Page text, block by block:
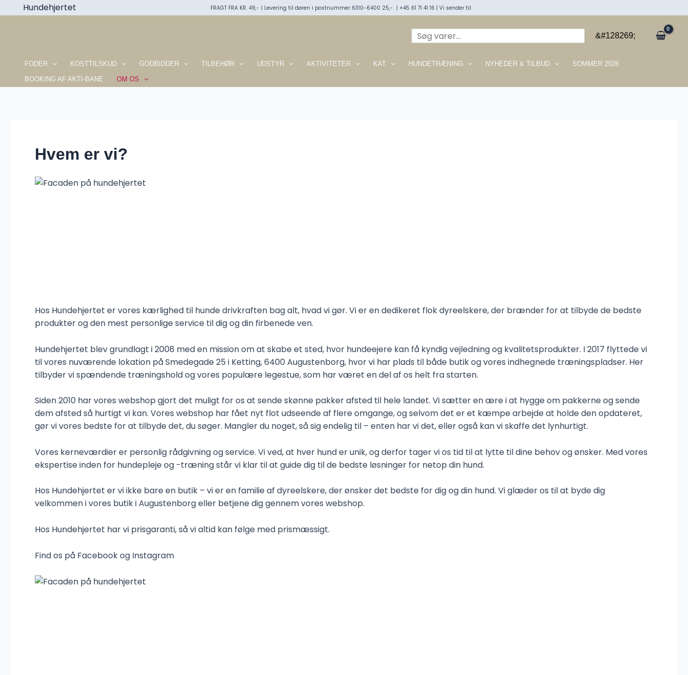
til
Hundehjertet FRAGT FRA KR. 49,- | Levering til døren i postnummer 6310-6400 25,- | +45 61 71 41 16 | Vi sender til:
Søg &#128269;
FODER KOSTTILSKUD GODBIDDER TILBEHØR UDSTYR AKTIVITETER KAT HUNDETRÆNING NYHEDER & TILBUD
SOMMER 2026
BOOKING AF AKTI-BANE
OM OS
Hvem er vi?
Om Hundehjertet
Hos Hundehjertet er vores kærlighed til hunde drivkraften bag alt, hvad vi gør. Vi er en dedikeret flok dyreelskere, der brænder for at tilbyde de bedste
produkter og den mest personlige service til dig og din firbenede ven.
Hundehjertet blev grundlagt i 2008 med en mission om at skabe et sted, hvor hundeejere kan få kyndig vejledning og kvalitetsprodukter. I 2017 flyttede vi
til vores nuværende lokation på Smedegade 25 i Ketting, 6400 Augustenborg, hvor vi har plads til både butik og vores indhegnede træningspladser. Her
tilbyder vi spændende træningshold og vores populære legestue, som har været en del af os helt fra starten.
Siden 2010 har vores webshop gjort det muligt for os at sende skønne pakker afsted til hele landet. Vi sætter en ære i at hygge om pakkerne og sende
dem afsted så hurtigt vi kan. Vores webshop har fået nyt flot udseende af flere omgange, og selvom det er et kæmpe arbejde at holde den opdateret,
gør vi vores bedste for at tilbyde det, du søger. Mangler du noget, så sig endelig til – enten har vi det, eller også kan vi skaffe det lynhurtigt.
Vores kerneværdier er personlig rådgivning og service. Vi ved, at hver hund er unik, og derfor tager vi os tid til at lytte til dine behov og ønsker. Med vores
ekspertise inden for hundepleje og -træning står vi klar til at guide dig til de bedste løsninger for netop din hund.
Hos Hundehjertet er vi ikke bare en butik – vi er en familie af dyreelskere, der ønsker det bedste for dig og din hund. Vi glæder os til at byde dig
velkommen i vores butik i Augustenborg eller betjene dig gennem vores webshop.
Hos Hundehjertet har vi prisgaranti, så vi altid kan følge med prismæssigt.
Find os på Facebookog Instagram